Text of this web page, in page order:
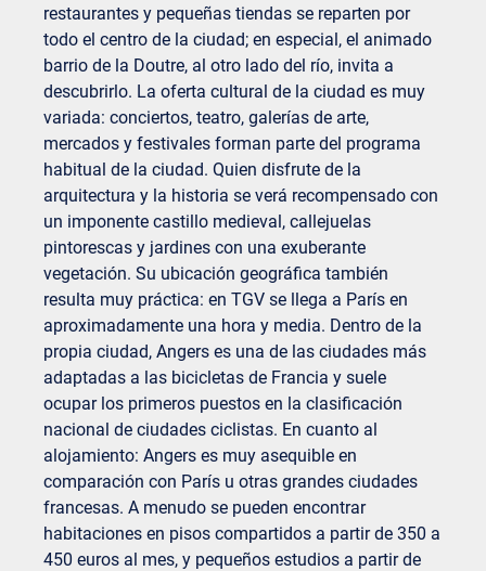
restaurantes y pequeñas tiendas se reparten por
todo el centro de la ciudad; en especial, el animado
barrio de la Doutre, al otro lado del río, invita a
descubrirlo. La oferta cultural de la ciudad es muy
variada: conciertos, teatro, galerías de arte,
mercados y festivales forman parte del programa
habitual de la ciudad. Quien disfrute de la
arquitectura y la historia se verá recompensado con
un imponente castillo medieval, callejuelas
pintorescas y jardines con una exuberante
vegetación. Su ubicación geográfica también
resulta muy práctica: en TGV se llega a París en
aproximadamente una hora y media. Dentro de la
propia ciudad, Angers es una de las ciudades más
adaptadas a las bicicletas de Francia y suele
ocupar los primeros puestos en la clasificación
nacional de ciudades ciclistas. En cuanto al
alojamiento: Angers es muy asequible en
comparación con París u otras grandes ciudades
francesas. A menudo se pueden encontrar
habitaciones en pisos compartidos a partir de 350 a
450 euros al mes, y pequeños estudios a partir de